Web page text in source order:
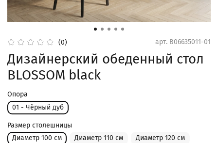
(0) арт. B06635011-01
Дизайнерский обеденный стол
BLOSSOM black
Опора
01 - Чёрный дуб
Размер столешницы
Диаметр 100 см
Диаметр 110 см
Диаметр 120 см